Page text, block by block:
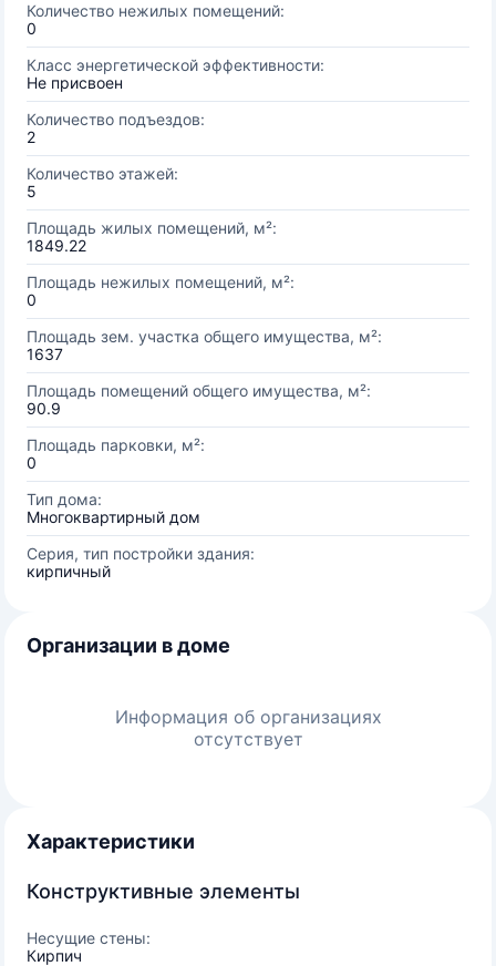
Количество нежилых помещений:
0
Класс энергетической эффективности:
Не присвоен
Количество подъездов:
2
Количество этажей:
5
Площадь жилых помещений, м²:
1849.22
Площадь нежилых помещений, м²:
0
Площадь зем. участка общего имущества, м²:
1637
Площадь помещений общего имущества, м²:
90.9
Площадь парковки, м²:
0
Тип дома:
Многоквартирный дом
Серия, тип постройки здания:
кирпичный
Организации в доме
Информация об организациях
отсутствует
Характеристики
Конструктивные элементы
Несущие стены:
Кирпич